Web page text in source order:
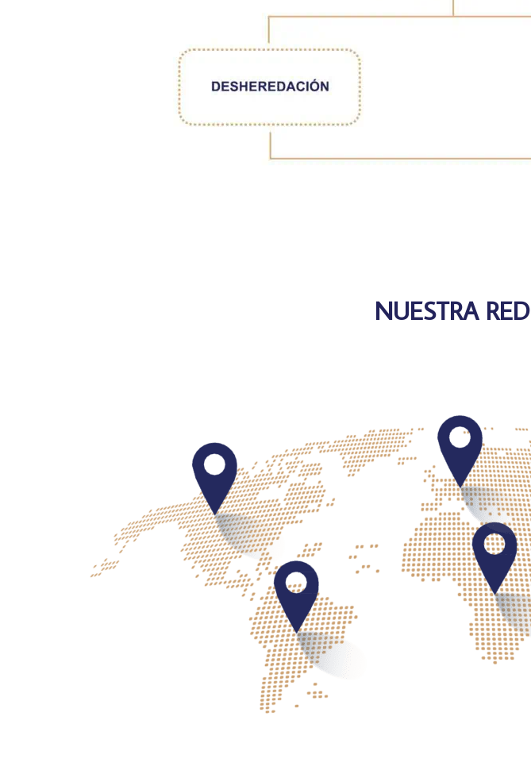
NUESTRA RED